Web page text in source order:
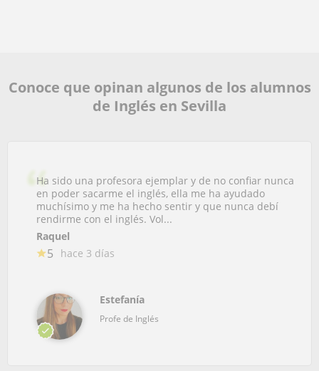
Conoce que opinan algunos de los alumnos
de Inglés en Sevilla
Ha sido una profesora ejemplar y de no confiar nunca
en poder sacarme el inglés, ella me ha ayudado
muchísimo y me ha hecho sentir y que nunca debí
rendirme con el inglés. Vol...
Raquel
5 hace 3 días
Estefanía
Profe de Inglés